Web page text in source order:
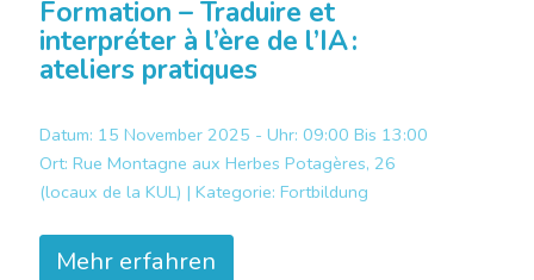
Formation – Traduire et
interpréter à l’ère de l’IA :
ateliers pratiques
Datum: 15 November 2025 - Uhr: 09:00 Bis 13:00
Ort: Rue Montagne aux Herbes Potagères, 26
(locaux de la KUL) | Kategorie: Fortbildung
Mehr erfahren